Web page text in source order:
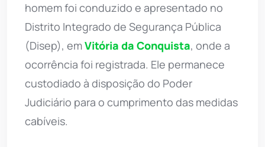
homem foi conduzido e apresentado no
Distrito Integrado de Segurança Pública
(Disep), emVitória da Conquista, onde a
ocorrência foi registrada. Ele permanece
custodiado à disposição do Poder
Judiciário para o cumprimento das medidas
cabíveis.